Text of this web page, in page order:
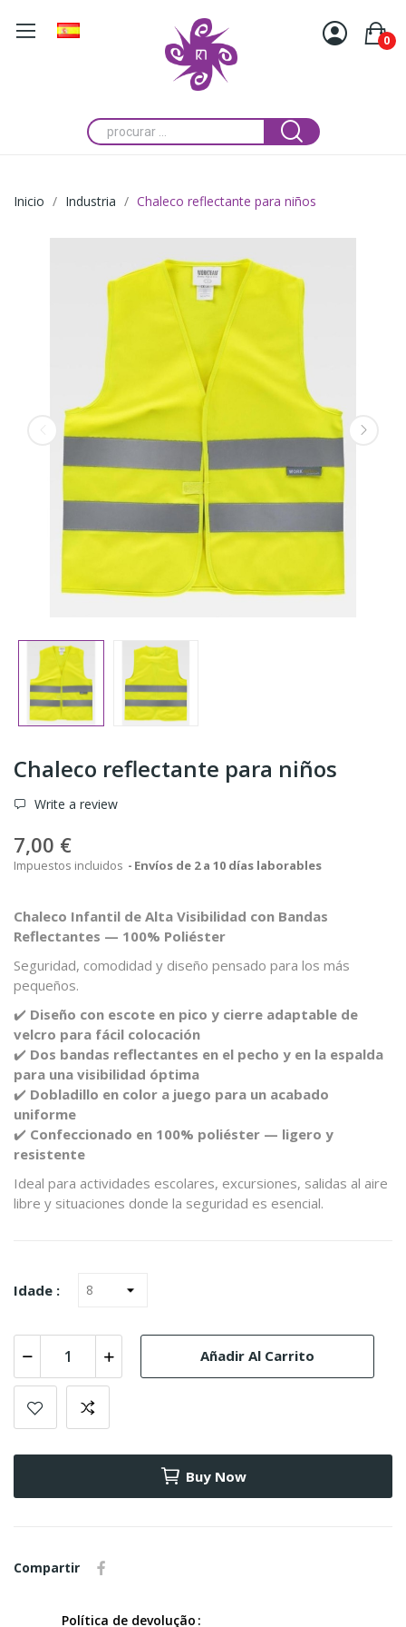
0
Inicio Industria Chaleco reflectante para niños
Chaleco reflectante para niños
Write a review
7,00 €
Impuestos incluidos Envíos de 2 a 10 días laborables
Chaleco Infantil de Alta Visibilidad con Bandas
Reflectantes — 100% Poliéster
Seguridad, comodidad y diseño pensado para los más
pequeños.
✔️ Diseño con escote en pico y cierre adaptable de
velcro para fácil colocación
✔️ Dos bandas reflectantes en el pecho y en la espalda
para una visibilidad óptima
✔️ Dobladillo en color a juego para un acabado
uniforme
✔️ Confeccionado en 100% poliéster — ligero y
resistente
Ideal para actividades escolares, excursiones, salidas al aire
libre y situaciones donde la seguridad es esencial.
Idade :
Añadir Al Carrito
Buy Now
Compartir
Política de devolução